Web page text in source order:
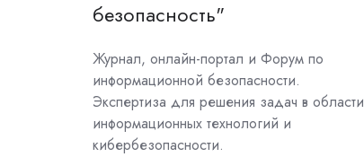
безопасность"
Журнал, онлайн-портал и Форум по
информационной безопасности.
Экспертиза для решения задач в области
информационных технологий и
кибербезопасности.